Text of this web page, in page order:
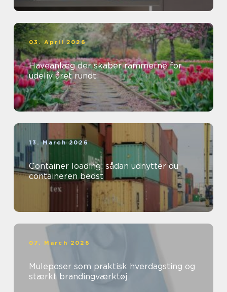
03. April 2026
Haveanlæg der skaber rammerne for
udeliv året rundt
13. March 2026
Container loading: sådan udnytter du
containeren bedst
07. March 2026
Muleposer som praktisk hverdagsting og
stærkt brandingværktøj